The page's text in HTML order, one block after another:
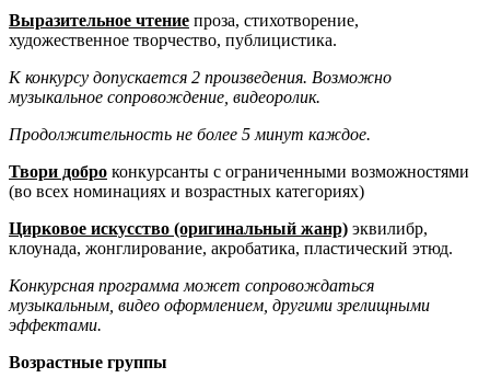
Выразительное чтение проза, стихотворение,
художественное творчество, публицистика.
К конкурсу допускается 2 произведения. Возможно
музыкальное сопровождение, видеоролик.
Продолжительность не более 5 минут каждое.
Твори добро конкурсанты с ограниченными возможностями
(во всех номинациях и возрастных категориях)
Цирковое искусство (оригинальный жанр) эквилибр,
клоунада, жонглирование, акробатика, пластический этюд.
Конкурсная программа может сопровождаться
музыкальным, видео оформлением, другими зрелищными
эффектами.
Возрастные группы